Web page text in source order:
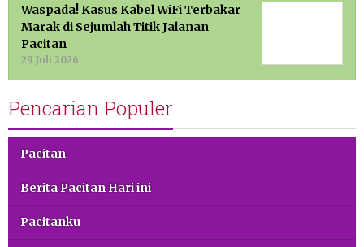
Waspada! Kasus Kabel WiFi Terbakar
Marak di Sejumlah Titik Jalanan
Pacitan
29 Juli 2026
Pencarian Populer
Pacitan
Berita Pacitan Hari ini
Pacitanku